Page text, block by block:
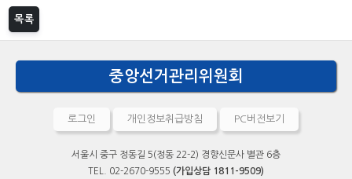
목록
중앙선거관리위원회
로그인 개인정보취급방침 PC버전보기
서울시 중구 정동길 5(정동 22-2) 경향신문사 별관 6층
TEL. 02-2670-9555 (가입상담 1811-9509)